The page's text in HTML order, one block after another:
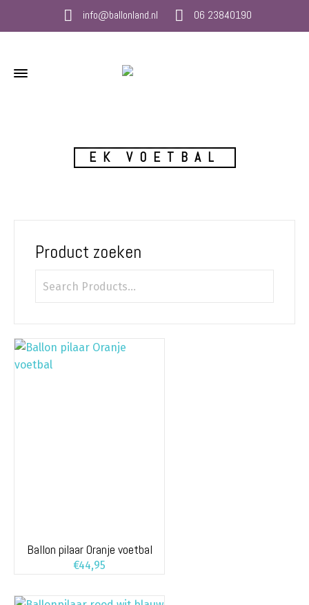
info@ballonland.nl 06 23840190
EK VOETBAL
Ballon pilaar Oranje voetbal
€44,95
Product zoeken